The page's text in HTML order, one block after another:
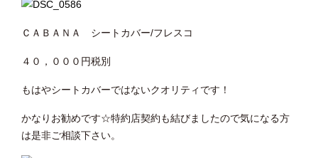
ＣＡＢＡＮＡ シートカバー/フレスコ
４０，０００円税別
もはやシートカバーではないクオリティです！
かなりお勧めです☆特約店契約も結びましたので気になる方
は是非ご相談下さい。